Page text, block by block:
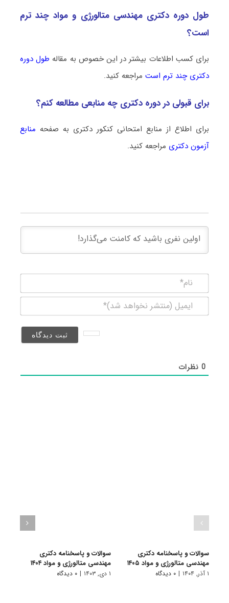
طول دوره دکتری مهندسی متالورژی و مواد چند ترم
است؟
برای کسب اطلاعات بیشتر در این خصوص به مقاله طول دوره
دکتری چند ترم استمراجعه کنید.
برای قبولی در دوره دکتری چه منابعی مطالعه کنم؟
برای اطلاع از منابع امتحانی کنکور دکتری به صفحه منابع
آزمون دکتری مراجعه کنید.
(منتشر
0نظرات
سوالات و پاسخنامه دکتری
مهندسی متالورژی و مواد ۱۴۰۵
۱ آذر, ۱۴۰۴ | ۰ دیدگاه
سوالات و پاسخنامه دکتری
مهندسی متالورژی و مواد ۱۴۰۴
۱ دی, ۱۴۰۳ | ۰ دیدگاه